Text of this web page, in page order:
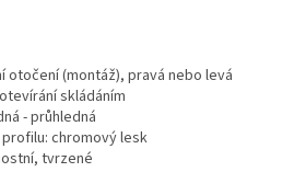
otočení (montáž), pravá nebo levá
skládáním
- průhledná
chromový lesk
tvrzené